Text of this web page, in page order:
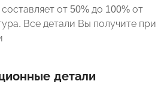
от 50% до 100% от
Все детали Вы получите при
детали